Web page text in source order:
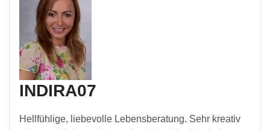
INDIRA07
Hellfühlige, liebevolle Lebensberatung. Sehr kreativ